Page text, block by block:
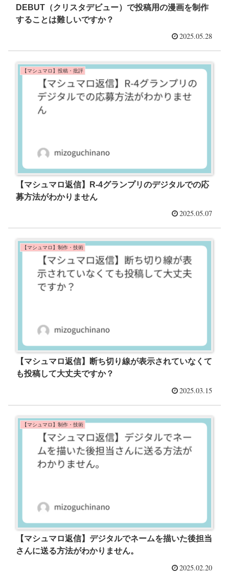
DEBUT（クリスタデビュー）で投稿用の漫画を制作
することは難しいですか？
2025.05.28
【マシュマロ】投稿・批評
【マシュマロ返信】R-4グランプリのデジタルでの応
募方法がわかりません
2025.05.07
【マシュマロ】制作・技術
【マシュマロ返信】断ち切り線が表示されていなくて
も投稿して大丈夫ですか？
2025.03.15
【マシュマロ】制作・技術
【マシュマロ返信】デジタルでネームを描いた後担当
さんに送る方法がわかりません。
2025.02.20